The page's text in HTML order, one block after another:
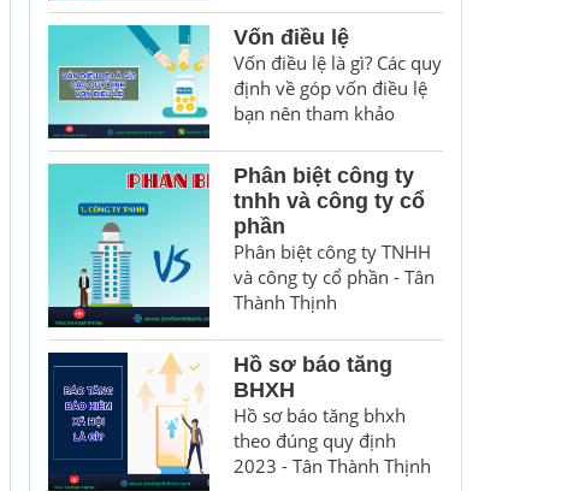
Vốn điều lệ
Vốn điều lệ là gì? Các quy
định về góp vốn điều lệ
bạn nên tham khảo
Phân biệt công ty
tnhh và công ty cổ
phần
Phân biệt công ty TNHH
và công ty cổ phần - Tân
Thành Thịnh
Hồ sơ báo tăng
BHXH
Hồ sơ báo tăng bhxh
theo đúng quy định
2023 - Tân Thành Thịnh